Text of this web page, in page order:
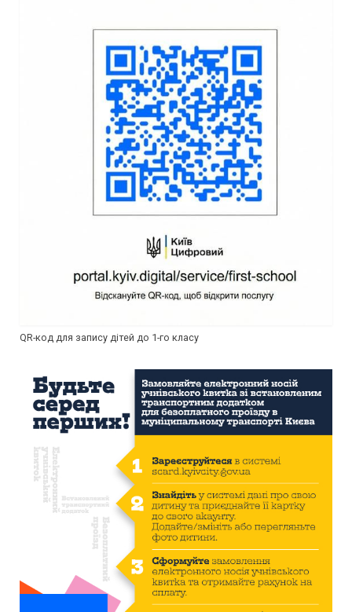
QR-код для запису дітей до 1-го класу